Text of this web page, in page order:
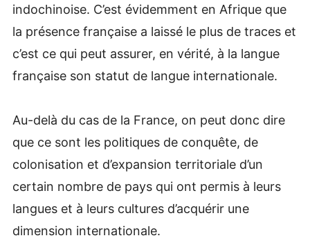
indochinoise. C’est évidemment en Afrique que
la présence française a laissé le plus de traces et
c’est ce qui peut assurer, en vérité, à la langue
française son statut de langue internationale.
Au-delà du cas de la France, on peut donc dire
que ce sont les politiques de conquête, de
colonisation et d’expansion territoriale d’un
certain nombre de pays qui ont permis à leurs
langues et à leurs cultures d’acquérir une
dimension internationale.